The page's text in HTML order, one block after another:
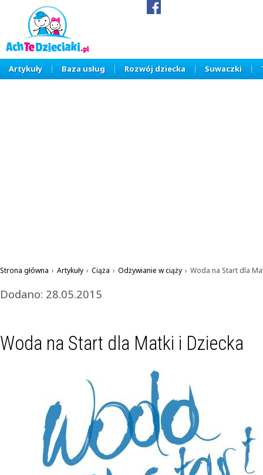
Artykuły Baza usług Rozwój dziecka Suwaczki
Strona główna › Artykuły › Ciąża › Odżywianie w ciąży › Woda na Start dla
Dodano: 28.05.2015
Woda na Start dla Matki i Dziecka